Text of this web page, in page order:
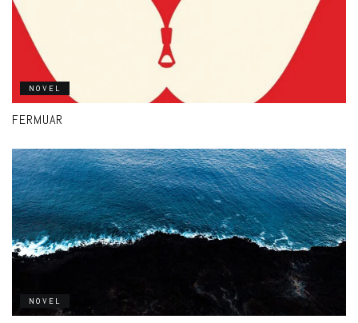
NOVEL
FERMUAR
NOVEL